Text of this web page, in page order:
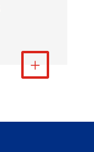
Ver más
